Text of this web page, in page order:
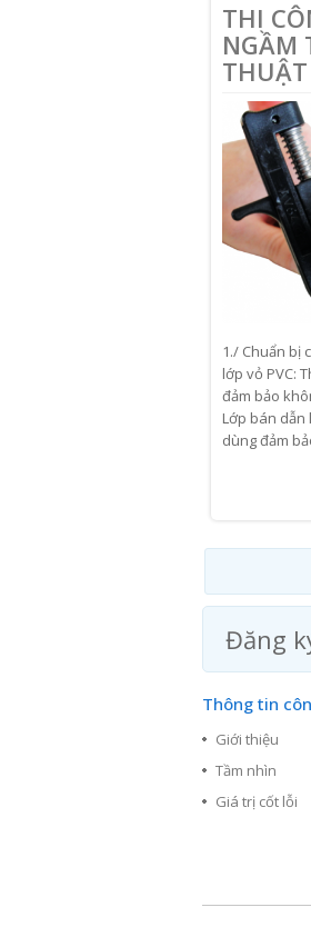
THI
NGẦM
THUẬT
1./ Chuẩn bị
lớp vỏ PVC:
đảm bảo
Lớp bán
dùng đảm
Đăng
Thông tin
Giới thiệu
Tầm nhìn
Giá trị cốt lỗi